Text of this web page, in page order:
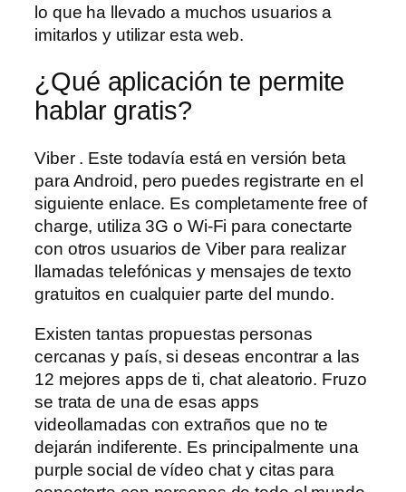
lo que ha llevado a muchos usuarios a
imitarlos y utilizar esta web.
¿Qué aplicación te permite
hablar gratis?
Viber . Este todavía está en versión beta
para Android, pero puedes registrarte en el
siguiente enlace. Es completamente free of
charge, utiliza 3G o Wi-Fi para conectarte
con otros usuarios de Viber para realizar
llamadas telefónicas y mensajes de texto
gratuitos en cualquier parte del mundo.
Existen tantas propuestas personas
cercanas y país, si deseas encontrar a las
12 mejores apps de ti, chat aleatorio. Fruzo
se trata de una de esas apps
videollamadas con extraños que no te
dejarán indiferente. Es principalmente una
purple social de vídeo chat y citas para